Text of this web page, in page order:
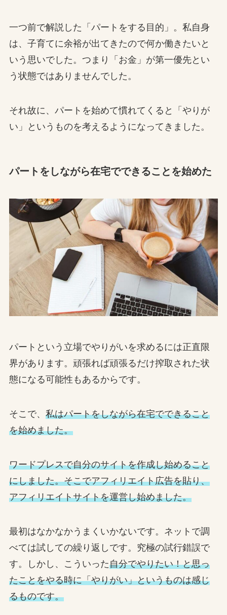
一つ前で解説した「パートをする目的」。私自身
は、子育てに余裕が出てきたので何か働きたいと
いう思いでした。つまり「お金」が第一優先とい
う状態ではありませんでした。
それ故に、パートを始めて慣れてくると「やりが
い」というものを考えるようになってきました。
パートをしながら在宅でできることを始めた
パートという立場でやりがいを求めるには正直限
界があります。頑張れば頑張るだけ搾取された状
態になる可能性もあるからです。
そこで、 私はパートをしながら在宅でできること
を始めました。
ワードプレスで自分のサイトを作成し始めること
にしました。そこでアフィリエイト広告を貼り、
アフィリエイトサイトを運営し始めました。
最初はなかなかうまくいかないです。ネットで調
べては試しての繰り返しです。究極の試行錯誤で
す。しかし、こういった自分でやりたい！と思っ
たことをやる時に「やりがい」というものは感じ
るものです。